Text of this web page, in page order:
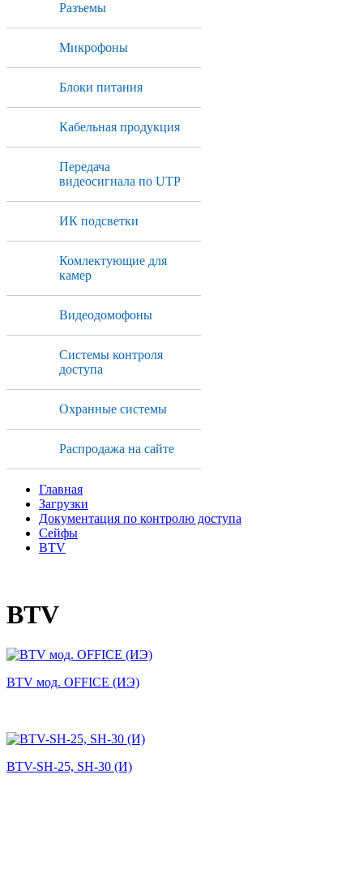
Разъемы
Микрофоны
Блоки питания
Кабельная продукция
Передача
видеосигнала по UTP
ИК подсветки
Комлектующие для
камер
Видеодомофоны
Системы контроля
доступа
Охранные системы
Распродажа на сайте
Главная
Загрузки
Документация по контролю доступа
Сейфы
BTV
BTV
BTV мод. OFFICE (ИЭ)
BTV-SH-25, SH-30 (И)